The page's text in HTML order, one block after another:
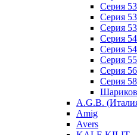
Серия
Серия
Серия
Серия 54
Серия
Серия 55
Серия 56
Серия 58
A.G.B.
Amig
Avers